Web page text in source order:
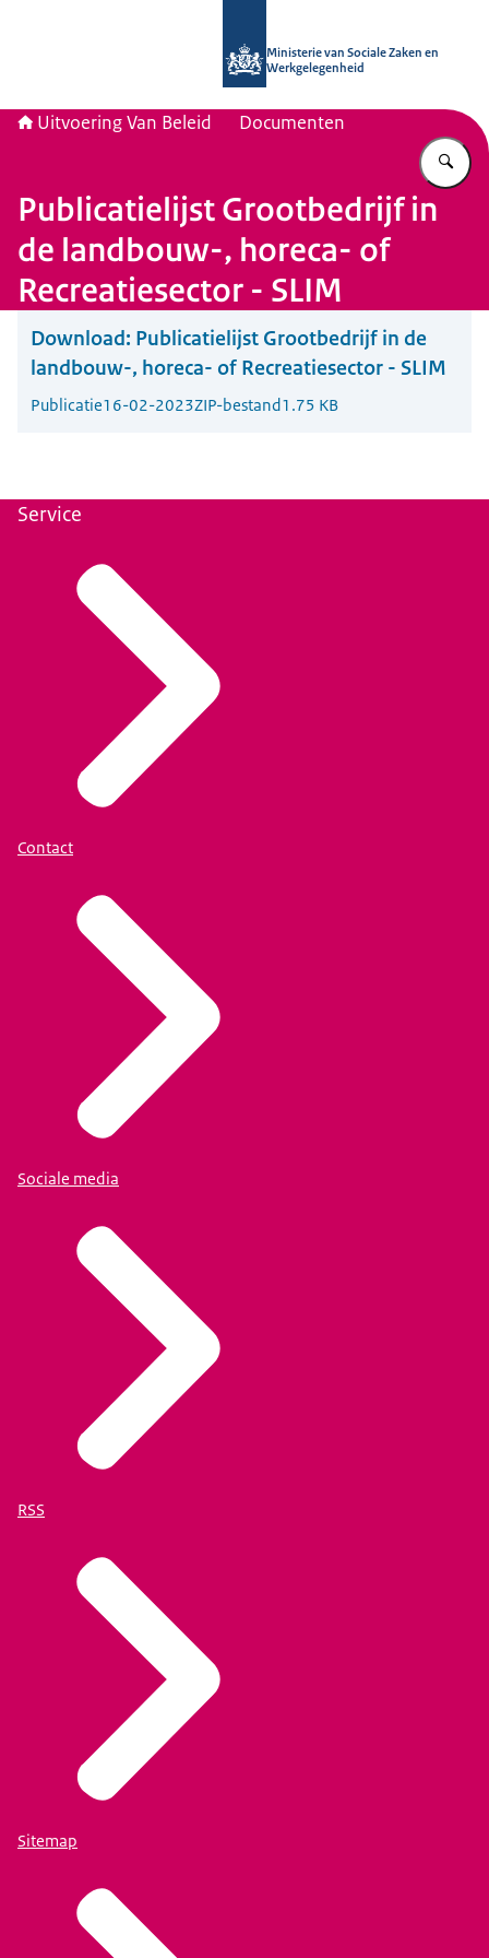
Ministerie van Sociale Zaken en
Werkgelegenheid
Uitvoering Van Beleid Documenten
Publicatielijst Grootbedrijf in
de landbouw-, horeca- of
Recreatiesector - SLIM
Download: Publicatielijst Grootbedrijf in de
landbouw-, horeca- of Recreatiesector - SLIM
Publicatie16-02-2023ZIP-bestand1.75 KB
Service
Contact
Sociale media
RSS
Sitemap